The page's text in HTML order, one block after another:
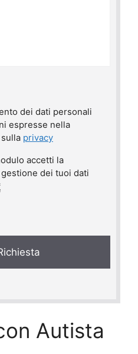
dei dati personali
espresse nella
privacy
accetti la
dei tuoi dati
Autista